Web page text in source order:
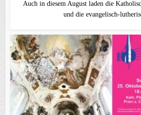
Auch in diesem August laden die
und die